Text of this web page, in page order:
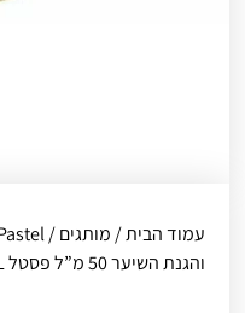
עמוד הבית/מותגים/
Pastel
והגנת השיער 50 מ”ל פסטל PASTEL